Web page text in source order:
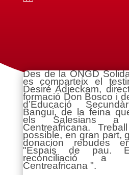
Des de la ONGD
es comparteix el
Desiré Adjeckam,
formació Don Bosco i
d’Educació
Bangui, de la feina
els Salesians a
Centreafricana.
possible, en gran part,
donacion rebudes
"Espais de pau.
reconciliació a
Centreafricana ".